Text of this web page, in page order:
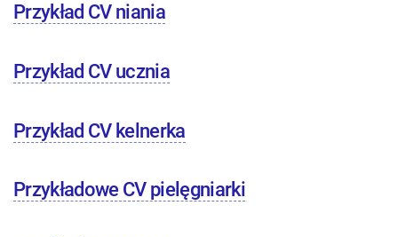
Przykład CV niania
Przykład CV ucznia
Przykład CV kelnerka
Przykładowe CV pielęgniarki